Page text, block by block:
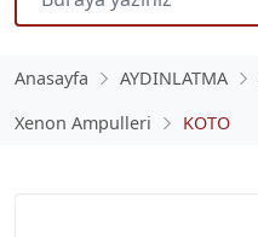
Anasayfa AYDINLATMA
Xenon Ampulleri
KOTO